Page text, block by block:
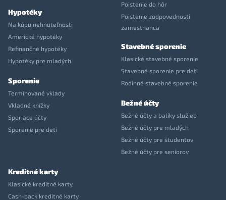
Hypotéky
Na kúpu nehnuteľnosti
Americké hypotéky
Refinančné hypotéky
Hypotéky pre mladých
Sporenie
Termínované vklady
Vkladné knížky
Sporiace účty
Sporenie pre deti
Poistenie do hôr
Poistenie zodpovednosti
zamestnanca
Stavebné sporenie
Klasické stavebné sporenie
Stavebné sporenie pre deti
Rodinné stavebné sporenie
Bežné účty
Bežné účty a balíky služieb
Bežné účty pre mladých
Bežné účty pre študentov
Bežné účty pre seniorov
Kreditné karty
Klasické kreditné karty
Cash-back kreditné karty